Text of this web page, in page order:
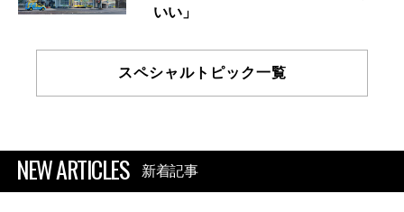
いい」
スペシャルトピック一覧
NEW ARTICLES 新着記事